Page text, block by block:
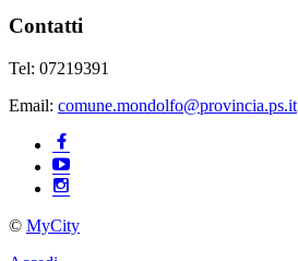
Contatti
Tel: 07219391
Email: comune.mondolfo@provincia.ps.it
© MyCity